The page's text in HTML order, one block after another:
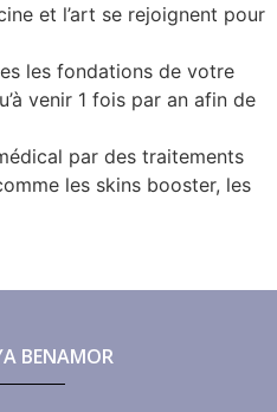
et l’art se rejoignent pour
les fondations de votre
venir 1 fois par an afin de
par des traitements
les skins booster, les
BENAMOR